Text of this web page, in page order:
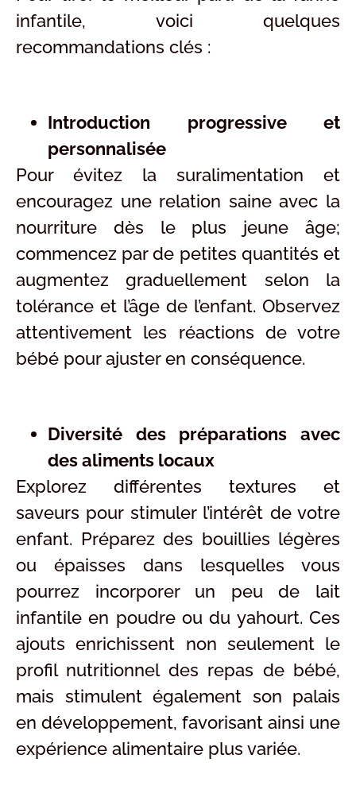
infantile, voici quelques
recommandations clés :
Introduction progressive et
personnalisée
Pour évitez la suralimentation et
encouragez une relation saine avec la
nourriture dès le plus jeune âge;
commencez par de petites quantités et
augmentez graduellement selon la
tolérance et l’âge de l’enfant. Observez
attentivement les réactions de votre
bébé pour ajuster en conséquence.
Diversité des préparations avec
des aliments locaux
Explorez différentes textures et
saveurs pour stimuler l’intérêt de votre
enfant. Préparez des bouillies légères
ou épaisses dans lesquelles vous
pourrez incorporer un peu de lait
infantile en poudre ou du yahourt. Ces
ajouts enrichissent non seulement le
profil nutritionnel des repas de bébé,
mais stimulent également son palais
en développement, favorisant ainsi une
expérience alimentaire plus variée.